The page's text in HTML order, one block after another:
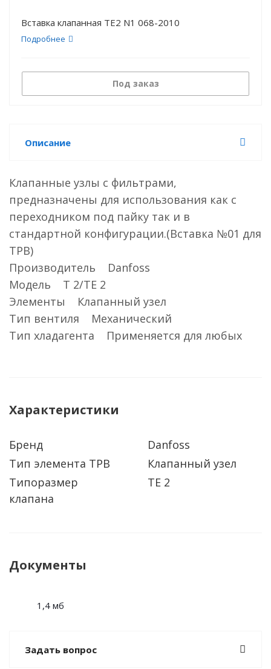
Вставка клапанная ТЕ2 N1 068-2010
Подробнее
Под заказ
Описание
Клапанные узлы с фильтрами,
предназначены для использования как с
переходником под пайку так и в
стандартной конфигурации.(Вставка №01 для
ТРВ)
Производитель Danfoss
Модель T 2/TE 2
Элементы Клапанный узел
Тип вентиля Механический
Тип хладагента Применяется для любых
Характеристики
Бренд
Danfoss
Тип элемента ТРВ
Клапанный узел
Типоразмер
клапана
TE 2
Документы
1,4 мб
Задать вопрос